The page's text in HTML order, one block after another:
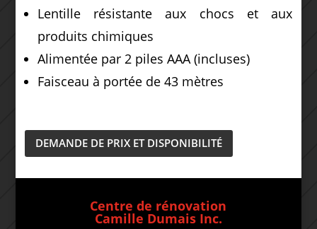
Lentille résistante aux chocs et aux
produits chimiques
Alimentée par 2 piles AAA (incluses)
Faisceau à portée de 43 mètres
DEMANDE DE PRIX ET DISPONIBILITÉ
Centre de rénovation
Camille Dumais Inc.